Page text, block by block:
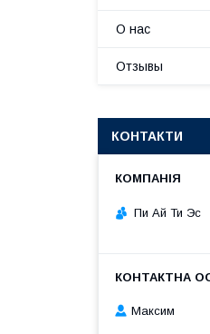
О нас
Отзывы
КОНТАКТИ
Пи Ай Ти Эс
Максим